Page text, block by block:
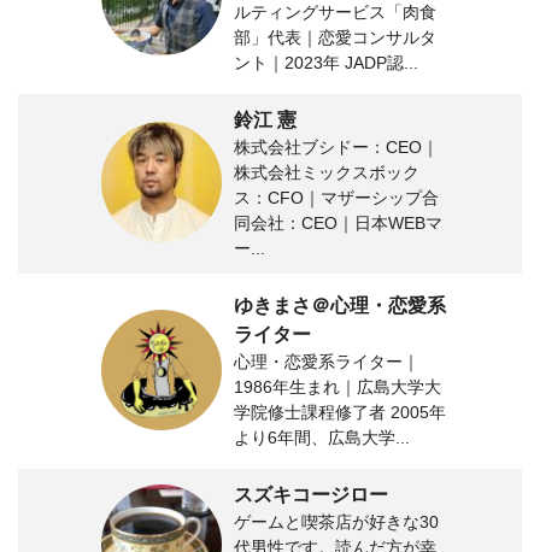
ルティングサービス「肉食
部」代表｜恋愛コンサルタ
ント｜2023年 JADP認...
鈴江 憲
株式会社ブシドー：CEO｜
株式会社ミックスボック
ス：CFO｜マザーシップ合
同会社：CEO｜日本WEBマ
ー...
ゆきまさ＠心理・恋愛系
ライター
心理・恋愛系ライター｜
1986年生まれ｜広島大学大
学院修士課程修了者 2005年
より6年間、広島大学...
スズキコージロー
ゲームと喫茶店が好きな30
代男性です。読んだ方が幸